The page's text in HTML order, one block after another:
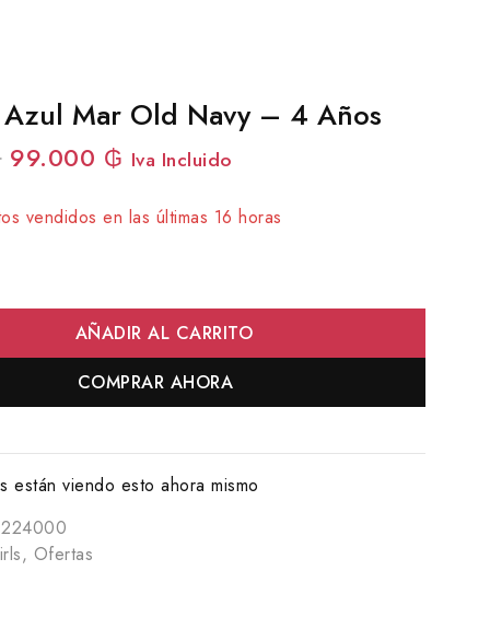
Mar Old Navy – 4 Años
99.000 ₲ Iva Incluido
vendidos en las últimas 16 horas
Más de 6 personas tienen en su carrito
AÑADIR AL CARRITO
COMPRAR AHORA
están viendo esto ahora mismo
, Ofertas